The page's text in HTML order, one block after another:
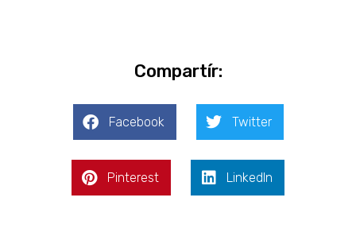
Compartír:
Facebook Twitter
Pinterest LinkedIn